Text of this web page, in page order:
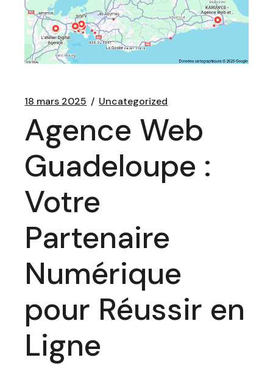
18 mars 2025 Uncategorized
Agence Web
Guadeloupe :
Votre
Partenaire
Numérique
pour Réussir en
Ligne